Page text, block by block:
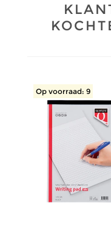
Op voorraad: 9